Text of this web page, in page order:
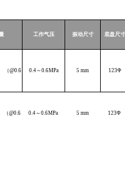
工作气压 振动尺寸 底盘尺寸
（@0.6 0.4～ 0.6MPa 5mm 123Φ
（@0.6 0.4 ～0.6MPa 5 mm 123Φ